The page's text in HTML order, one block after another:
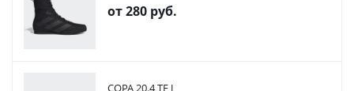
от280 руб.
COPA 20.4 TF J